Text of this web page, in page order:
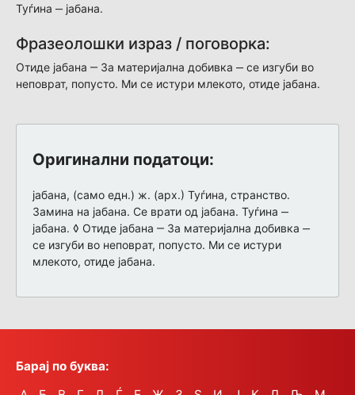
Туѓина ‒ јабана.
Фразеолошки израз / поговорка:
Отиде јабана ‒ За материјална добивка ‒ се изгуби во
неповрат, попусто. Ми се истури млекото, отиде јабана.
Оригинални податоци:
јабана, (само едн.) ж. (арх.) Туѓина, странство.
Замина на јабана. Се врати од јабана. Туѓина ‒
јабана. ◊ Отиде јабана ‒ За материјална добивка ‒
се изгуби во неповрат, попусто. Ми се истури
млекото, отиде јабана.
Барај по буква: